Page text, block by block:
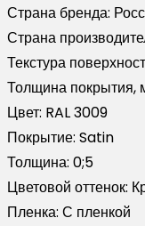
Страна бренда:
Страна
Текстура
Толщина покрытия,
Цвет: RAL 3009
Покрытие: Satin
Толщина: 0;5
Цветовой оттенок:
Пленка: С пленкой